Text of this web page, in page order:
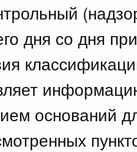
дня со дня
оснований